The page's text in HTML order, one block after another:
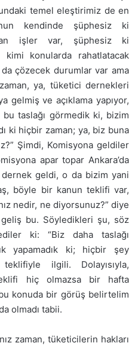
temel eleştirimiz de en
kendinde şüphesiz ki
işler var, şüphesiz ki
konularda rahatlatacak
da çözecek durumlar var ama
ya, tüketici dernekleri
gelmiş ve açıklama yapıyor,
taslağı görmedik ki, bizim
ki hiçbir zaman; ya, biz buna
Şimdi, Komisyona geldiler
apar topar Ankara’da
geldi, o da bizim yani
böyle bir kanun teklifi var,
nedir, ne diyorsunuz?” diye
bu. Söyledikleri şu, söz
ki: “Biz daha taslağı
yapamadık ki; hiçbir şey
ilgili. Dolayısıyla,
hiç olmazsa bir hafta
konuda bir görüş belirtelim
olmadı tabii.
zaman, tüketicilerin hakları